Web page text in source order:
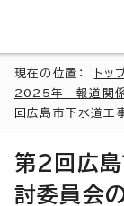
現在の位置： トッ
2025年 報道関
回広島市下水道工
第2回広
討委員会